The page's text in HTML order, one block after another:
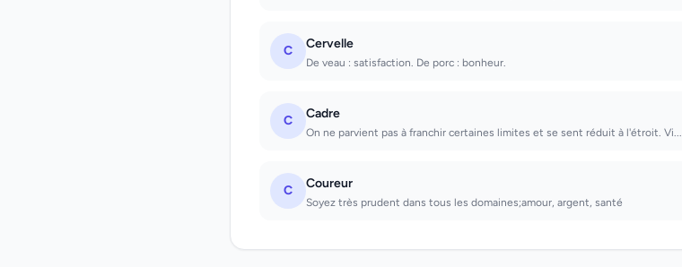
C Cervelle
De veau : satisfaction. De porc : bonheur.
C Cadre
On ne parvient pas à franchir certaines limites et se sent réduit à l'étroit. Vi...
C Coureur
Soyez très prudent dans tous les domaines;amour, argent, santé